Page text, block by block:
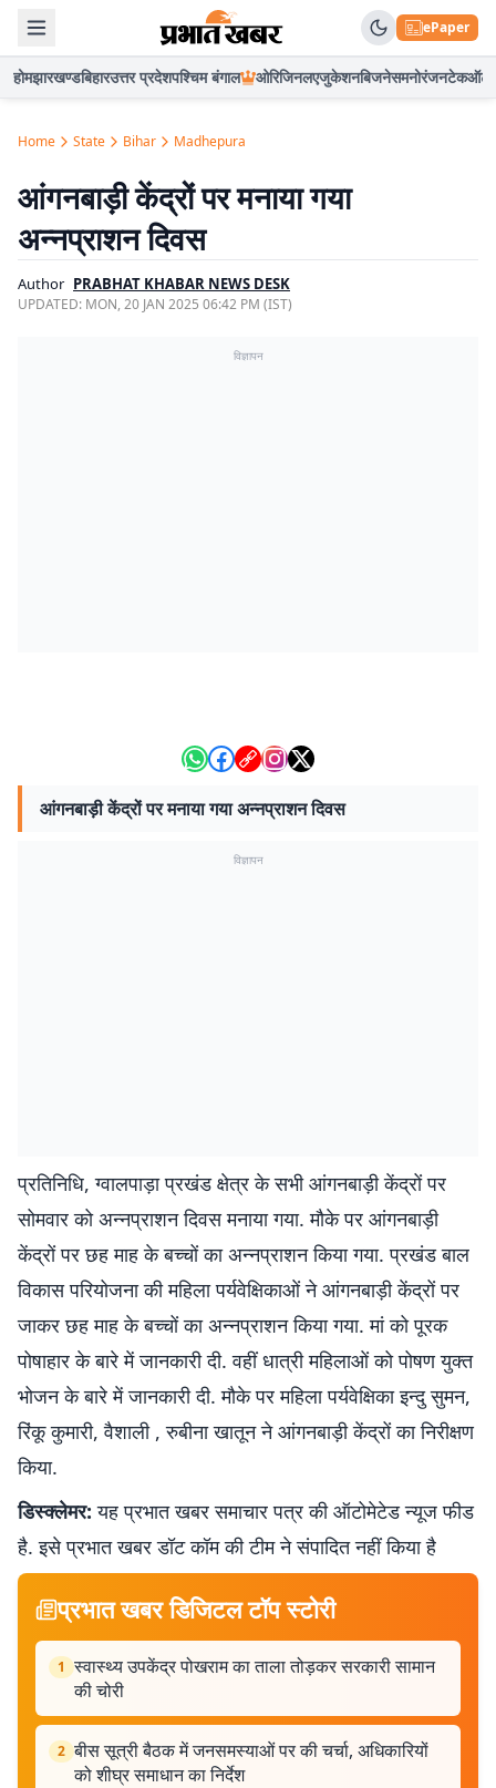
ePaper
होमझारखण्डबिहारउत्तर प्रदेशपश्चिम बंगाल ओरिजिनलएजुकेशनबिजनेसमनोरंजनटेकऑटो
Home State Bihar Madhepura
आंगनबाड़ी केंद्रों पर मनाया गया
अन्नप्राशन दिवस
Author PRABHAT KHABAR NEWS DESK
UPDATED: MON, 20 JAN 2025 06:42 PM (IST)
विज्ञापन
आंगनबाड़ी केंद्रों पर मनाया गया अन्नप्राशन दिवस
विज्ञापन
प्रतिनिधि, ग्वालपाड़ा प्रखंड क्षेत्र के सभी आंगनबाड़ी केंद्रों पर
सोमवार को अन्नप्राशन दिवस मनाया गया. माैके पर आंगनबाड़ी
केंद्रों पर छह माह के बच्चों का अन्नप्राशन किया गया. प्रखंड बाल
विकास परियोजना की महिला पर्यवेक्षिकाओं ने आंगनबाड़ी केंद्रों पर
जाकर छह माह के बच्चों का अन्नप्राशन किया गया. मां को पूरक
पोषाहार के बारे में जानकारी दी. वहीं धात्री महिलाओं को पोषण युक्त
भोजन के बारे में जानकारी दी. मौके पर महिला पर्यवेक्षिका इन्दु सुमन,
रिंकू कुमारी, वैशाली , रुबीना खातून ने आंगनबाड़ी केंद्रों का निरीक्षण
किया.
डिस्क्लेमर: यह प्रभात खबर समाचार पत्र की ऑटोमेटेड न्यूज फीड
है. इसे प्रभात खबर डॉट कॉम की टीम ने संपादित नहीं किया है
प्रभात खबर डिजिटल टॉप स्टोरी
1 स्वास्थ्य उपकेंद्र पोखराम का ताला तोड़कर सरकारी सामान
की चोरी
2 बीस सूत्री बैठक में जनसमस्याओं पर की चर्चा, अधिकारियों
को शीघ्र समाधान का निर्देश